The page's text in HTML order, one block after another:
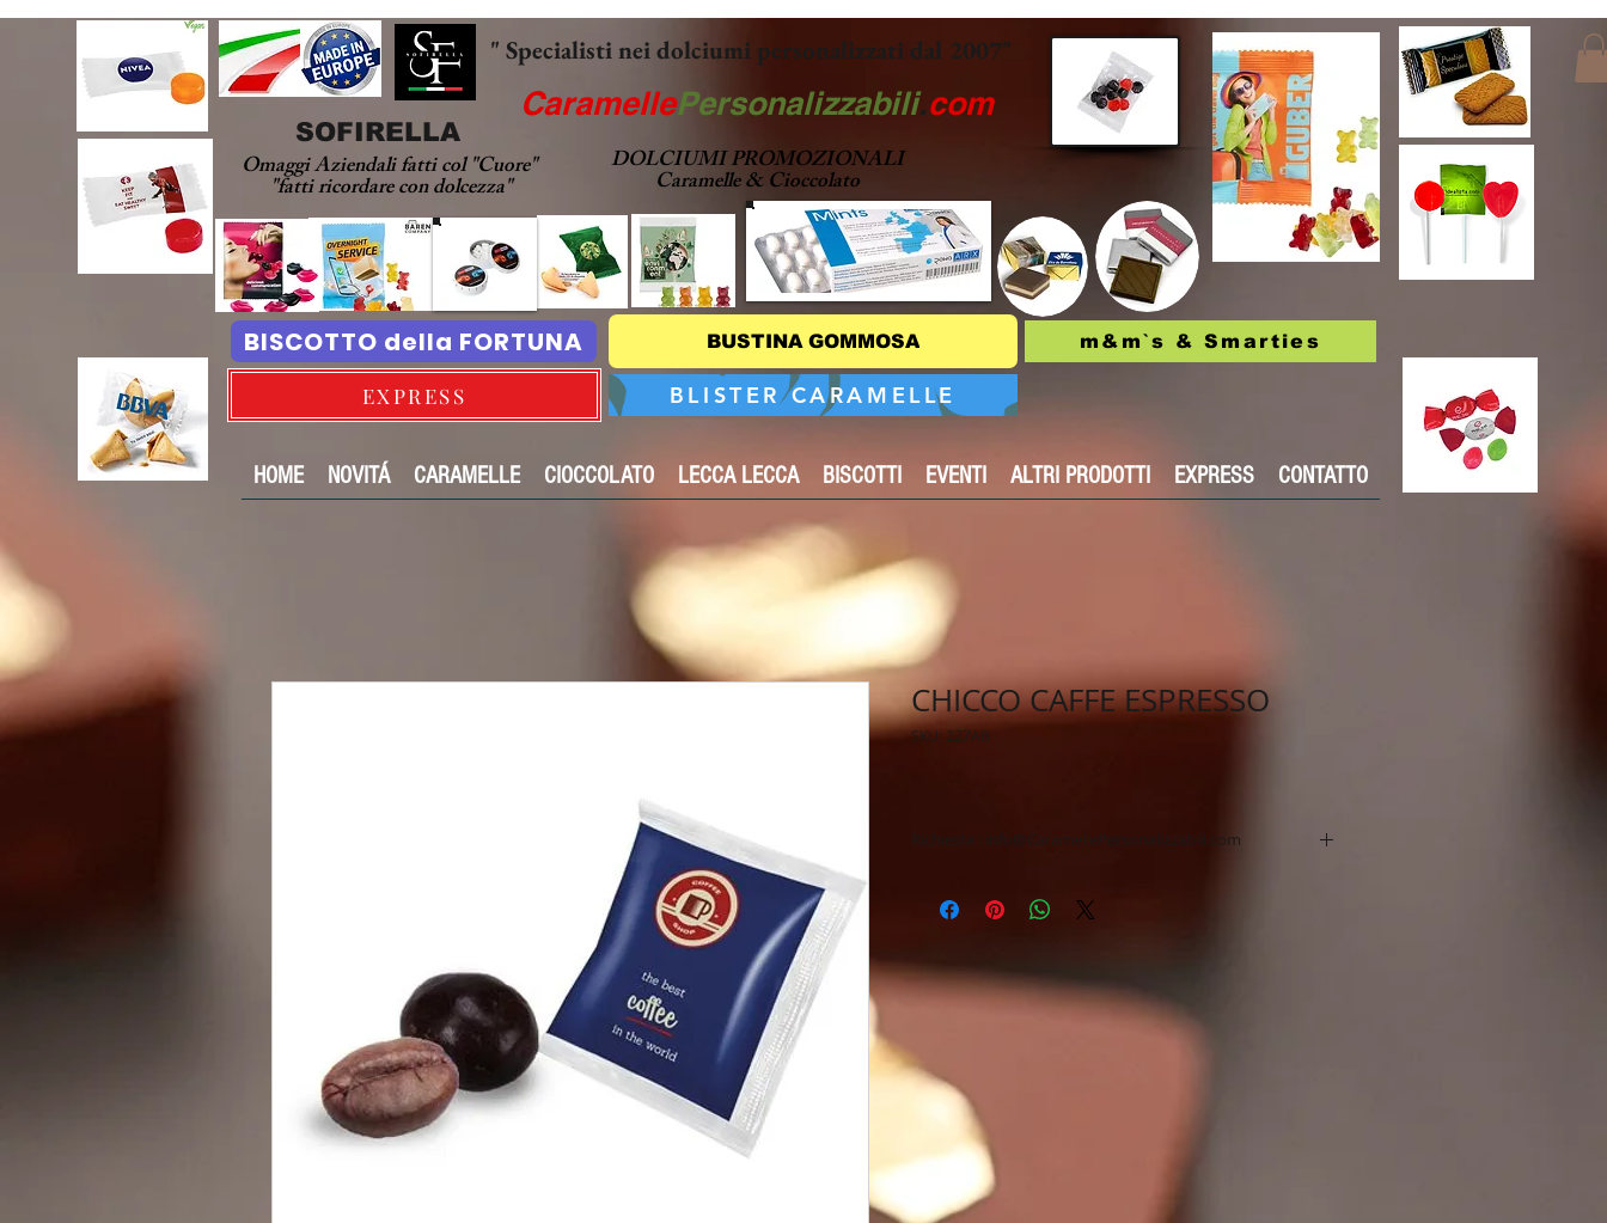
CaramellePersonalizzabili.com
DOLCIUMI PROMOZIONALI
Caramelle & Cioccolato
Omaggi Aziendali fatti col "Cuore"
"fatti ricordare con dolcezza"
" Specialisti nei dolciumi personalizzati dal 2007"
BISCOTTO della FORTUNA BUSTINA GOMMOSA m&m`s & Smarties
SOFIRELLA
EXPRESS BLISTER CARAMELLE
CHICCO CAFFE ESPRESSO
SKU: 227AB
Richiesta : info@CaramellePersonalizzabili.com
* Spedizione veloce & affidabile.
* Preventivo & Bozza di stampa.
* Vasto assortimento.
* Tutti i nostri prodotti seguono rigorosamente i
criteri europei: ingredienti, etichettatura,
produzione europea, ecc.
* Abbiamo una lunga esperienza nel settore
promozionale e nella produzione e distribuzione di
prodotti dolciari di ottima qualità.
* Spedizione in tutta Europa.
* Rispondiamo velocemente ad ogni vostra richiesta.
HOME NOVITÁ CARAMELLE CIOCCOLATO LECCA LECCA BISCOTTI EVENTI ALTRI PRODOTTI EXPRESS CONTATTO